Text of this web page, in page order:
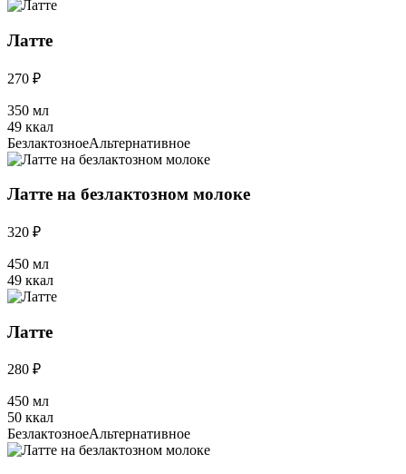
Латте
270 ₽
350 мл
49 ккал
БезлактозноеАльтернативное
Латте на безлактозном молоке
320 ₽
450 мл
49 ккал
Латте
280 ₽
450 мл
50 ккал
БезлактозноеАльтернативное